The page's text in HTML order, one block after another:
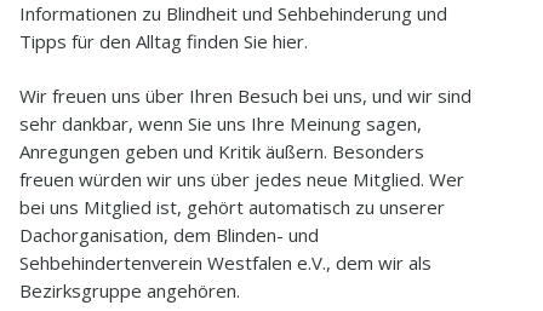
Informationen zu Blindheit und Sehbehinderung und
Tipps für den Alltag finden Sie hier.
Wir freuen uns über Ihren Besuch bei uns, und wir sind
sehr dankbar, wenn Sie uns Ihre Meinung sagen,
Anregungen geben und Kritik äußern. Besonders
freuen würden wir uns über jedes neue Mitglied. Wer
bei uns Mitglied ist, gehört automatisch zu unserer
Dachorganisation, dem Blinden- und
Sehbehindertenverein Westfalen e.V., dem wir als
Bezirksgruppe angehören.